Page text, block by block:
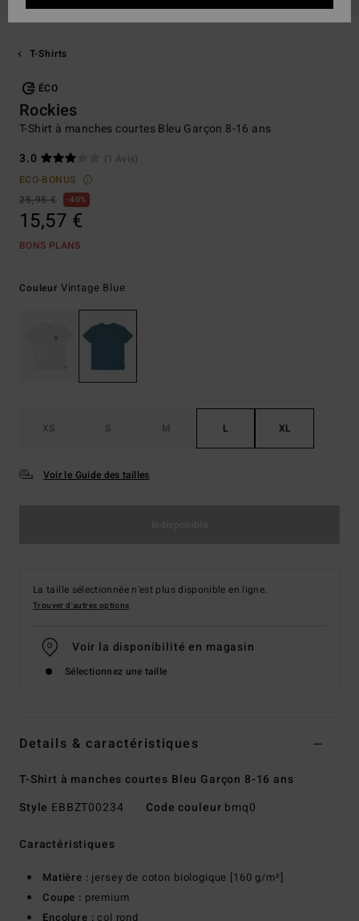
T-Shirts
ÉCO
Rockies
T-Shirt à manches courtes Bleu Garçon 8-16 ans
3.0
(1 Avis)
ECO-BONUS
25,95 €
40%
15,57 €
BONS PLANS
Couleur Vintage Blue
XS S M L XL
Voir le Guide des tailles
La taille sélectionnée n'est plus disponible en ligne.
Trouver d'autres options
Voir la disponibilité en magasin
Sélectionnez une taille
Details & caractéristiques
T-Shirt à manches courtes Bleu Garçon 8-16 ans
Style EBBZT00234 Code couleur bmq0
Caractéristiques
Matière : jersey de coton biologique [160 g/m²]
Coupe : premium
Encolure :col rond